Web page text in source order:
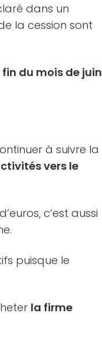
dans un
la cession sont
fin du mois de juin
à suivre la
vers le
c’est aussi
puisque le
la firme